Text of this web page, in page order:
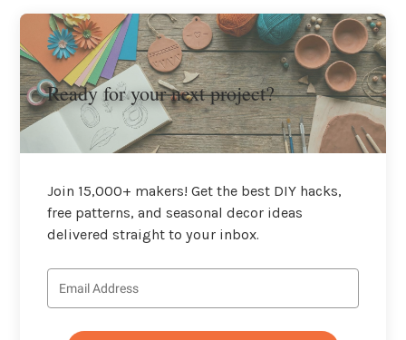
Ready for your next project?
Join 15,000+ makers! Get the best DIY hacks,
free patterns, and seasonal decor ideas
delivered straight to your inbox.